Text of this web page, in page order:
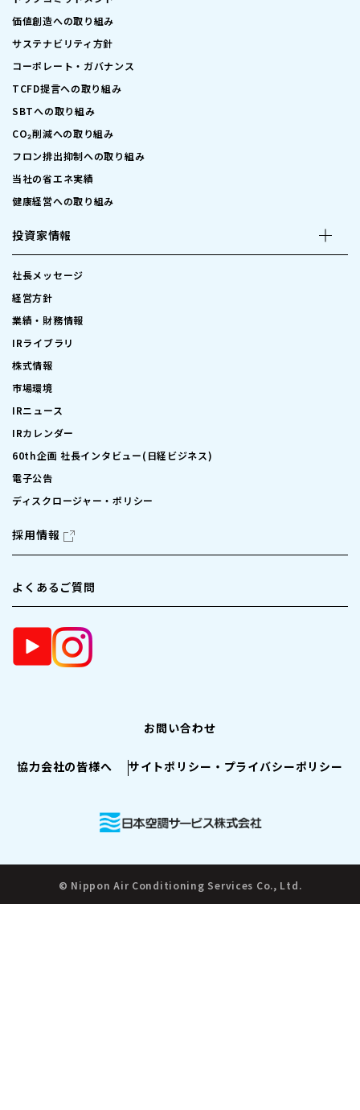
価値創造への取り組み
サステナビリティ方針
コーポレート・ガバナンス
TCFD提言への取り組み
SBTへの取り組み
CO₂削減への取り組み
フロン排出抑制への取り組み
当社の省エネ実績
健康経営への取り組み
投資家情報
社長メッセージ
経営方針
業績・財務情報
IRライブラリ
株式情報
市場環境
IRニュース
IRカレンダー
60th企画 社長インタビュー(日経ビジネス)
電子公告
ディスクロージャー・ポリシー
採用情報
よくあるご質問
お問い合わせ
協力会社の皆様へ サイトポリシー・プライバシーポリシー
© Nippon Air Conditioning Services Co., Ltd.